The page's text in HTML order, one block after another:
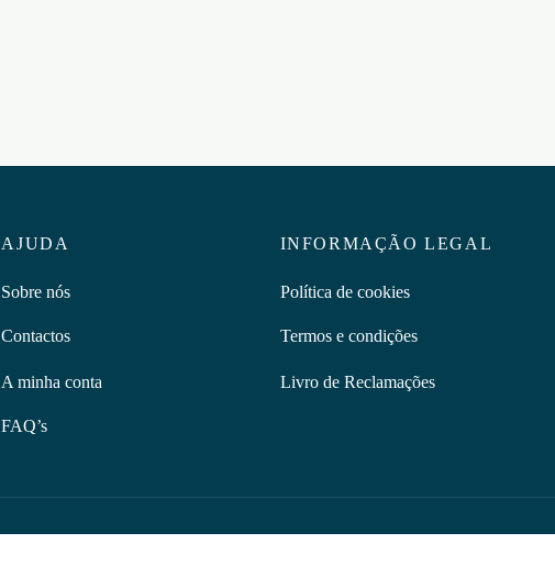
AJUDA
Sobre nós
Contactos
A minha conta
FAQ’s
INFORMAÇÃO LEGAL
Política de cookies
Termos e condições
Livro de Reclamações